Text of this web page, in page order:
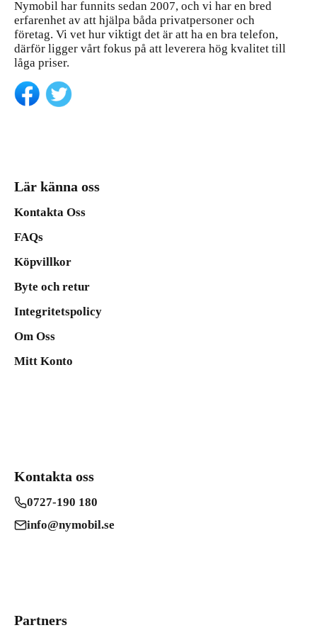
Nymobil har funnits sedan 2007, och vi har en bred
erfarenhet av att hjälpa båda privatpersoner och
företag. Vi vet hur viktigt det är att ha en bra telefon,
därför ligger vårt fokus på att leverera hög kvalitet till
låga priser.
Lär känna oss
Kontakta Oss
FAQs
Köpvillkor
Byte och retur
Integritetspolicy
Om Oss
Mitt Konto
Kontakta oss
0727-190 180
info@nymobil.se
Partners